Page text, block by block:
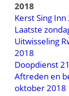
2018
Kerst Sing
Laatste
Uitwisseling
2018
Doopdienst
Aftreden en
oktober 2018